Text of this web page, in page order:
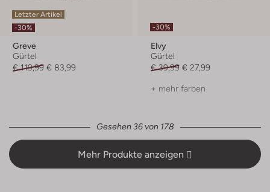
Letzter Artikel
-30%
Greve
Gürtel
€ 119,99 € 83,99
-30%
Elvy
Gürtel
€ 39,99 € 27,99
+ mehr farben
Gesehen 36 von 178
Mehr Produkte anzeigen